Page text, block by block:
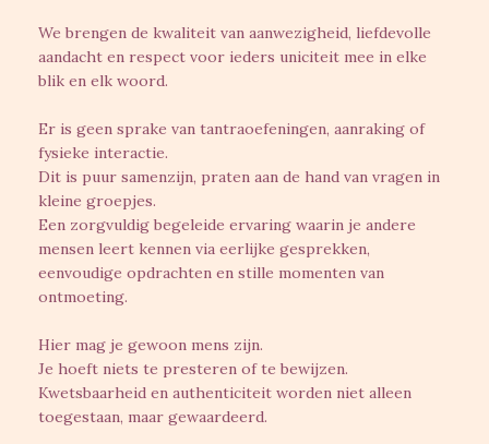
We brengen de kwaliteit van aanwezigheid, liefdevolle
aandacht en respect voor ieders uniciteit mee in elke
blik en elk woord.
Er is geen sprake van tantraoefeningen, aanraking of
fysieke interactie.
Dit is puur samenzijn, praten aan de hand van vragen in
kleine groepjes.
Een zorgvuldig begeleide ervaring waarin je andere
mensen leert kennen via eerlijke gesprekken,
eenvoudige opdrachten en stille momenten van
ontmoeting.
Hier mag je gewoon mens zijn.
Je hoeft niets te presteren of te bewijzen.
Kwetsbaarheid en authenticiteit worden niet alleen
toegestaan, maar gewaardeerd.